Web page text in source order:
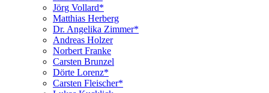
Jörg Vollard*
Matthias Herberg
Dr. Angelika Zimmer*
Andreas Holzer
Norbert Franke
Carsten Brunzel
Dörte Lorenz*
Carsten Fleischer*